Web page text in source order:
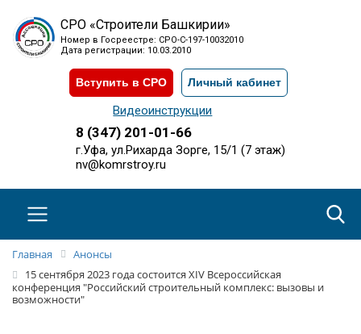
СРО «Строители Башкирии»
Номер в Госреестре: СРО-С-197-10032010
Дата регистрации: 10.03.2010
Вступить в СРО Личный кабинет
Видеоинструкции
8 (347) 201-01-66
г.Уфа, ул.Рихарда Зорге, 15/1 (7 этаж)
nv@komrstroy.ru
Главная
Анонсы
15 сентября 2023 года состоится XIV Всероссийская
конференция "Российский строительный комплекс: вызовы и
возможности"